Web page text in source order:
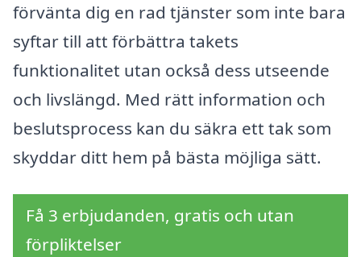
förvänta dig en rad tjänster som inte bara
syftar till att förbättra takets
funktionalitet utan också dess utseende
och livslängd. Med rätt information och
beslutsprocess kan du säkra ett tak som
skyddar ditt hem på bästa möjliga sätt.
Få 3 erbjudanden, gratis och utan
förpliktelser